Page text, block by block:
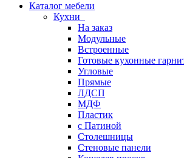
Каталог мебели
Кухни
На заказ
Модульные
Встроенные
Готовые кухонные
Угловые
Прямые
ЛДСП
МДФ
Пластик
с Патиной
Столешницы
Стеновые панели